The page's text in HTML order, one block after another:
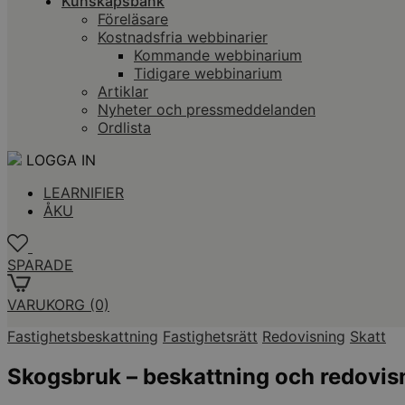
Föreläsare
Kostnadsfria webbinarier
Kommande webbinarium
Tidigare webbinarium
Artiklar
Nyheter och pressmeddelanden
Ordlista
LOGGA IN
LEARNIFIER
ÅKU
SPARADE
VARUKORG (0)
Fastighetsbeskattning Fastighetsrätt Redovisning Skatt
Skogsbruk – beskattning och